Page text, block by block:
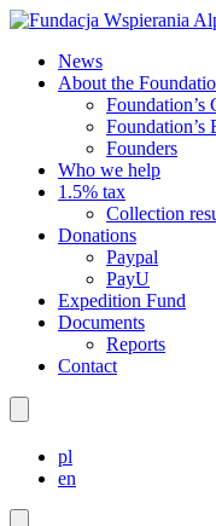
News
About the
Foundation’s
Foundation’s
Founders
Who we help
1.5% tax
Collection
Donations
Paypal
PayU
Expedition Fund
Documents
Reports
Contact
pl
en